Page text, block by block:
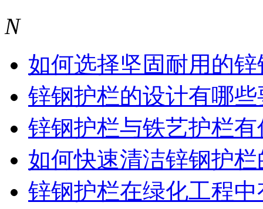
N
如何选择坚固耐用的
锌钢护栏的设计有哪些
锌钢护栏与铁艺护栏
如何快速清洁锌钢护
锌钢护栏在绿化工程中